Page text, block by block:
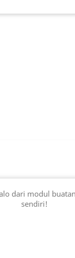
dari modul buatan
sendiri!